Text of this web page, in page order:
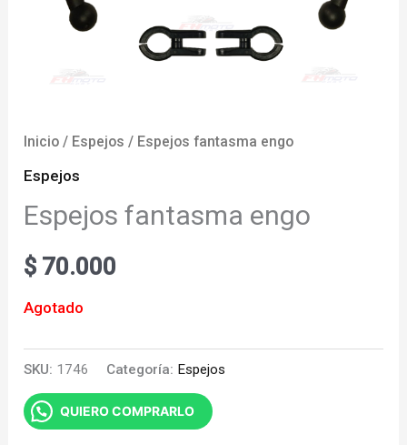
Inicio / Espejos / Espejos fantasma engo
Espejos
Espejos fantasma engo
$ 70.000
Agotado
SKU: 1746 Categoría: Espejos
QUIERO COMPRARLO